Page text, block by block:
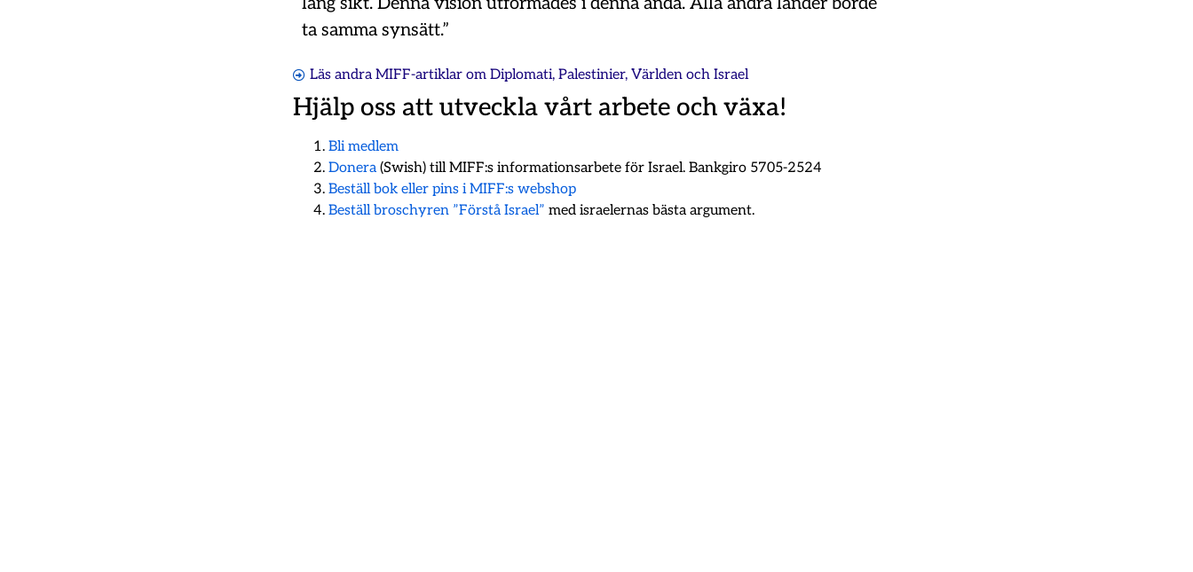
ta samma synsätt.”
Läs andra MIFF-artiklar om Diplomati, Palestinier, Världen och Israel
Hjälp oss att utveckla vårt arbete och växa!
Bli medlem
Donera (Swish) till MIFF:s informationsarbete för Israel. Bankgiro 5705-2524
Beställ bok eller pins i MIFF:s webshop
Beställ broschyren ”Förstå Israel” med israelernas bästa argument.